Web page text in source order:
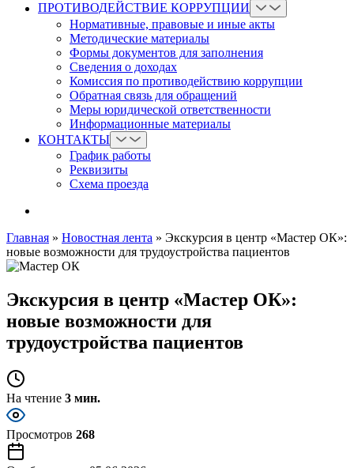
ПРОТИВОДЕЙСТВИЕ КОРРУПЦИИ
Нормативные, правовые и иные акты
Методические материалы
Формы документов для заполнения
Сведения о доходах
Комиссия по противодействию коррупции
Обратная связь для обращений
Меры юридической ответственности
Информационные материалы
КОНТАКТЫ
График работы
Реквизиты
Схема проезда
Главная » Новостная лента » Экскурсия в центр «Мастер ОК»:
новые возможности для трудоустройства пациентов
Экскурсия в центр «Мастер ОК»:
новые возможности для
трудоустройства пациентов
На чтение 3 мин.
Просмотров 268